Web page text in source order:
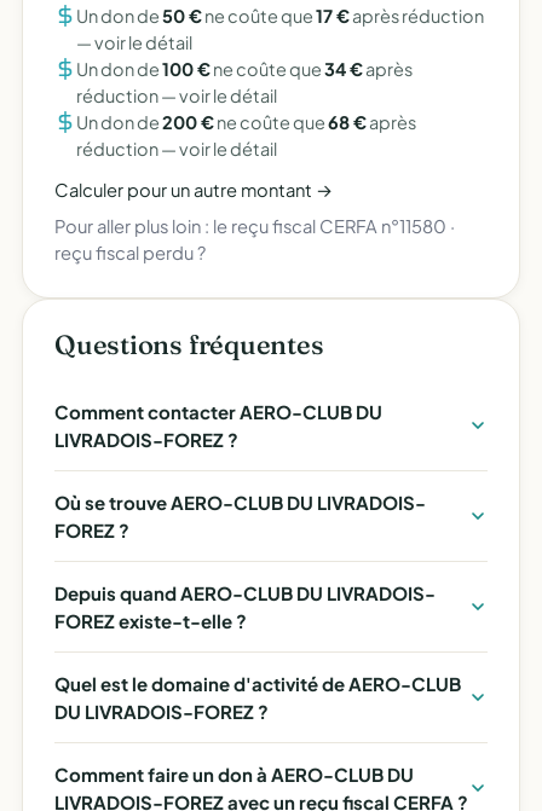
Un don de50 €ne coûte que17 €après réduction
—voir le détail
Un don de100 €ne coûte que34 €après
réduction —voir le détail
Un don de200 €ne coûte que68 €après
réduction —voir le détail
Calculer pour un autre montant →
Pour aller plus loin : le reçu fiscal CERFA n°11580 ·
reçu fiscal perdu ?
Questions fréquentes
Comment contacter AERO-CLUB DU
LIVRADOIS-FOREZ ?
Où se trouve AERO-CLUB DU LIVRADOIS-
FOREZ ?
Depuis quand AERO-CLUB DU LIVRADOIS-
FOREZ existe-t-elle ?
Quel est le domaine d'activité de AERO-CLUB
DU LIVRADOIS-FOREZ ?
Comment faire un don à AERO-CLUB DU
LIVRADOIS-FOREZ avec un reçu fiscal CERFA ?